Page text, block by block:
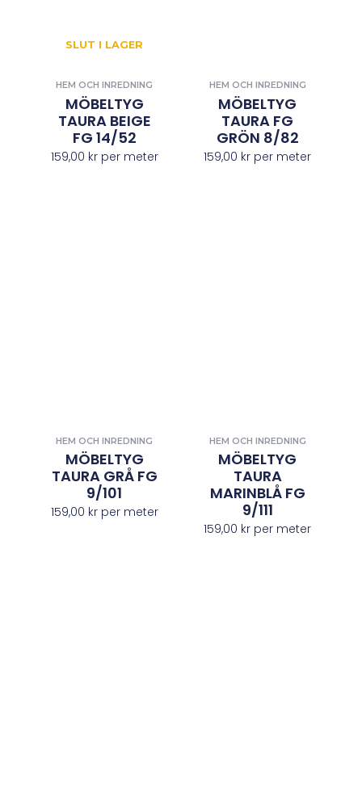
SLUT I LAGER
HEM OCH INREDNING
MÖBELTYG
TAURA BEIGE
FG 14/52
159,00 krper meter
HEM OCH INREDNING
MÖBELTYG
TAURA FG
GRÖN 8/82
159,00 kr per meter
HEM OCH INREDNING
MÖBELTYG
TAURA GRÅ FG
9/101
159,00 krper meter
HEM OCH INREDNING
MÖBELTYG
TAURA
MARINBLÅ FG
9/111
159,00 kr per meter